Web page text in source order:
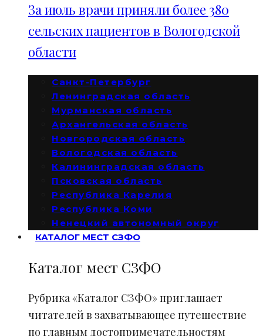
За июль врачи приняли более 380
сельских пациентов в Вологодской
области
Санкт-Петербург
Ленинградская область
Мурманская область
Архангельская область
Новгородская область
Вологодская область
Калининградская область
Псковская область
Республика Карелия
Республика Коми
Ненецкий автономный округ
КАТАЛОГ МЕСТ СЗФО
Каталог мест СЗФО
Рубрика «Каталог СЗФО» приглашает
читателей в захватывающее путешествие
по главным достопримечательностям